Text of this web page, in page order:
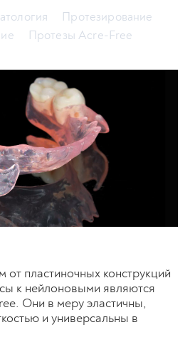
Протезирование
Протезы Acre-Free
пластиночных конструкций
к нейлоновыми являются
Они в меру эластичны,
и универсальны в